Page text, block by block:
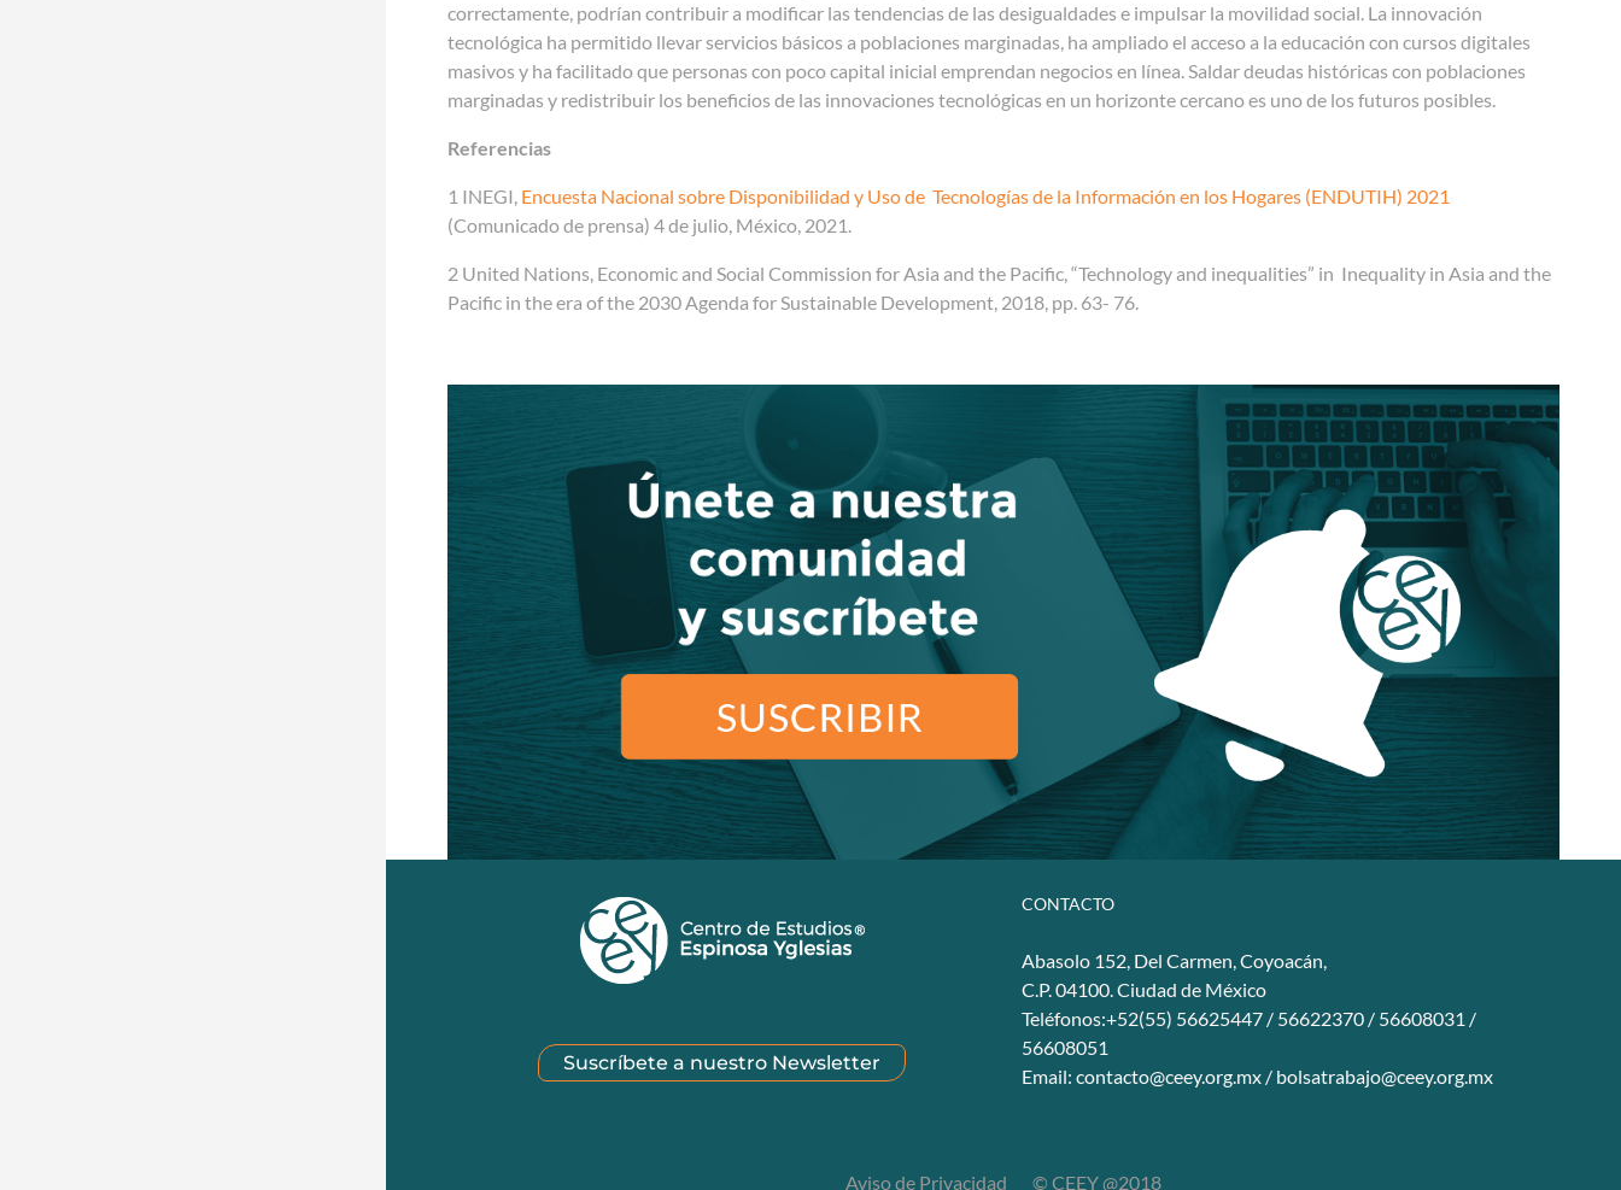
correctamente, podrían contribuir a modificar las tendencias de las desigualdades e impulsar la movilidad social. La innovación
tecnológica ha permitido llevar servicios básicos a poblaciones marginadas, ha ampliado el acceso a la educación con cursos digitales
masivos y ha facilitado que personas con poco capital inicial emprendan negocios en línea.Saldar deudas históricas con poblaciones
marginadas y redistribuir los beneficios de las innovaciones tecnológicas en un horizonte cercano es uno de los futuros posibles.
Referencias
1 INEGI, Encuesta Nacional sobre Disponibilidad y Uso de Tecnologías de la Información en los Hogares (ENDUTIH) 2021
(Comunicado de prensa) 4 de julio, México, 2021.
2 United Nations, Economic and Social Commission for Asia and the Pacific, “Technology and inequalities” in Inequality in Asia and the
Pacific in the era of the 2030 Agenda for Sustainable Development, 2018, pp. 63- 76.
Suscríbete a nuestro Newsletter
CONTACTO
Abasolo 152, Del Carmen, Coyoacán,
C.P. 04100. Ciudad de México
Teléfonos:+52(55) 56625447 / 56622370 / 56608031 /
56608051
Email: contacto@ceey.org.mx / bolsatrabajo@ceey.org.mx
Aviso de Privacidad © CEEY @2018